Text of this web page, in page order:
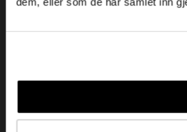
Nyttige lenker
Datablad
Om oss